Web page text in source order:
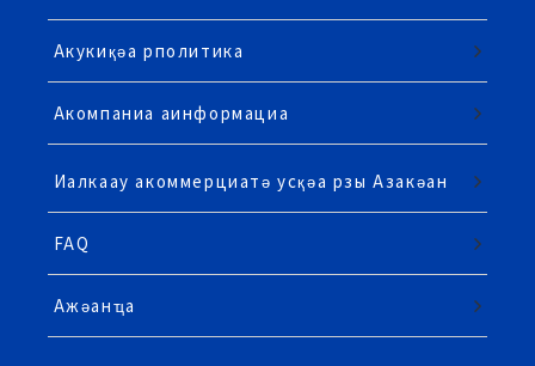
Акукиқәа рполитика
Акомпаниа аинформациа
Иалкаау акоммерциатә усқәа рзы Азакәан
FAQ
Ажәанҵа